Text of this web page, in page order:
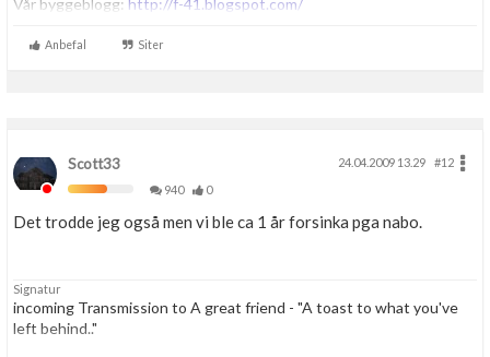
Få mer ut av Boligmappa
Vår byggeblogg: http://f-41.blogspot.com/
Anbefal Siter
Scott33 24.04.2009 13.29
#12
940
0
Det trodde jeg også men vi ble ca 1 år forsinka pga nabo.
Signatur
incoming Transmission to A great friend - "A toast to what you've
left behind.."